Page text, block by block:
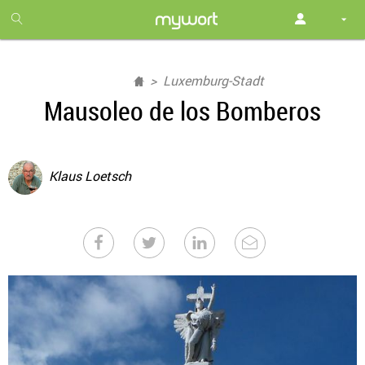
month
free
Luxemburg-Stadt
Mausoleo de los Bomberos
Klaus Loetsch